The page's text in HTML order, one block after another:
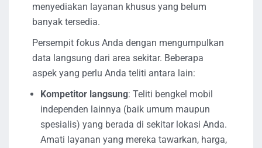
menyediakan layanan khusus yang belum
banyak tersedia.
Persempit fokus Anda dengan mengumpulkan
data langsung dari area sekitar. Beberapa
aspek yang perlu Anda teliti antara lain:
Kompetitor langsung: Teliti bengkel mobil
independen lainnya (baik umum maupun
spesialis) yang berada di sekitar lokasi Anda.
Amati layanan yang mereka tawarkan, harga,